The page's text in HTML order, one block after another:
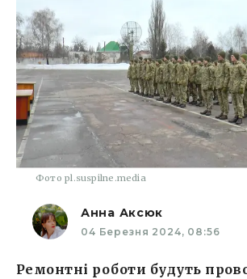
Фото pl.suspilne.media
Анна Аксюк
04 Березня 2024, 08:56
Ремонтні роботи будуть